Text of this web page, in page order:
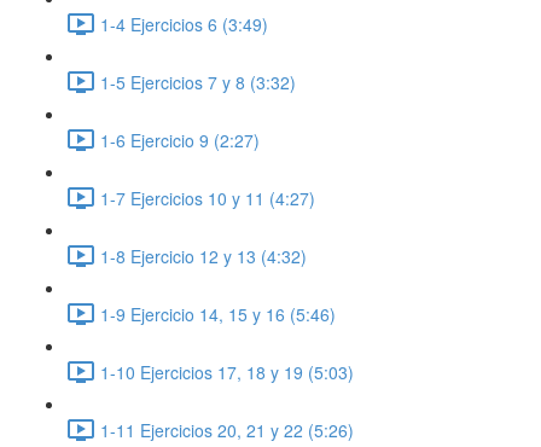
1-4 Ejercicios 6 (3:49)
1-5 Ejercicios 7 y 8 (3:32)
1-6 Ejercicio 9 (2:27)
1-7 Ejercicios 10 y 11 (4:27)
1-8 Ejercicio 12 y 13 (4:32)
1-9 Ejercicio 14, 15 y 16 (5:46)
1-10 Ejercicios 17, 18 y 19 (5:03)
1-11 Ejercicios 20, 21 y 22 (5:26)